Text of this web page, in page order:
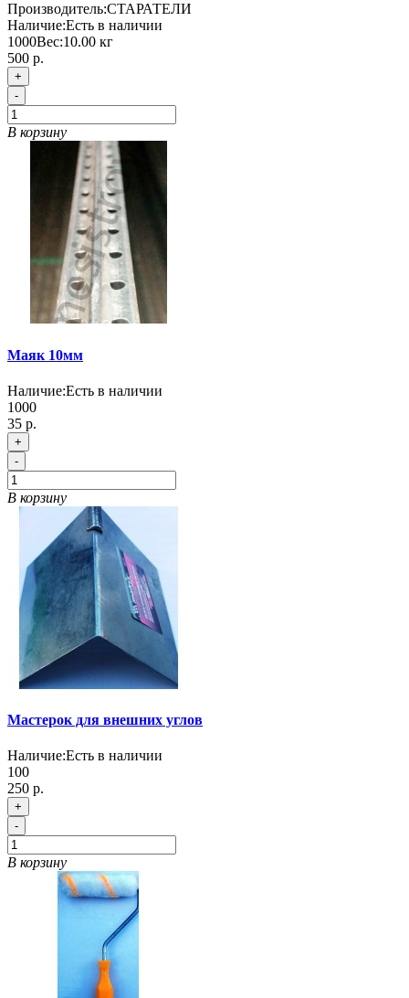
Производитель:СТАРАТЕЛИ
Наличие:Есть в наличии
1000Вес:10.00 кг
500 р.
+
-
В корзину
Маяк 10мм
Наличие:Есть в наличии
1000
35 р.
+
-
В корзину
Мастерок для внешних углов
Наличие:Есть в наличии
100
250 р.
+
-
В корзину